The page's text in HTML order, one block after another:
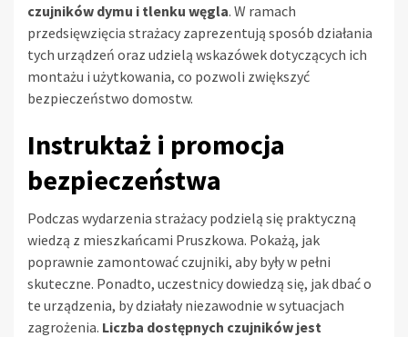
czujników dymu i tlenku węgla. W ramach
przedsięwzięcia strażacy zaprezentują sposób działania
tych urządzeń oraz udzielą wskazówek dotyczących ich
montażu i użytkowania, co pozwoli zwiększyć
bezpieczeństwo domostw.
Instruktaż i promocja
bezpieczeństwa
Podczas wydarzenia strażacy podzielą się praktyczną
wiedzą z mieszkańcami Pruszkowa. Pokażą, jak
poprawnie zamontować czujniki, aby były w pełni
skuteczne. Ponadto, uczestnicy dowiedzą się, jak dbać o
te urządzenia, by działały niezawodnie w sytuacjach
zagrożenia. Liczba dostępnych czujników jest